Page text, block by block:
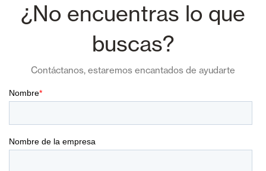
¿No encuentras lo que
buscas?
Contáctanos, estaremos encantados de ayudarte